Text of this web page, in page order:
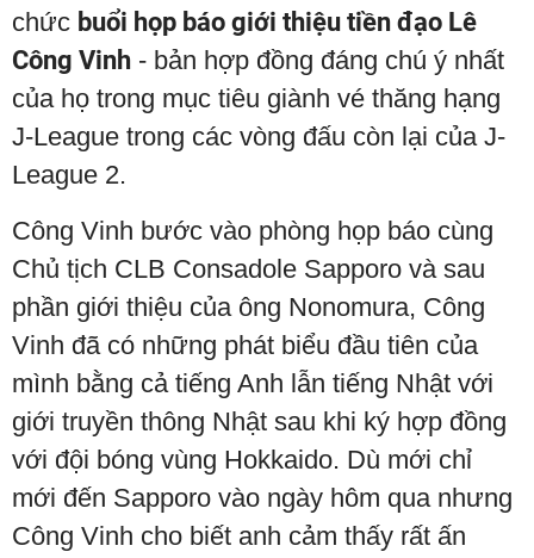
chức buổi họp báo giới thiệu tiền đạo Lê
Công Vinh - bản hợp đồng đáng chú ý nhất
của họ trong mục tiêu giành vé thăng hạng
J-League trong các vòng đấu còn lại của J-
League 2.
Công Vinh bước vào phòng họp báo cùng
Chủ tịch CLB Consadole Sapporo và sau
phần giới thiệu của ông Nonomura, Công
Vinh đã có những phát biểu đầu tiên của
mình bằng cả tiếng Anh lẫn tiếng Nhật với
giới truyền thông Nhật sau khi ký hợp đồng
với đội bóng vùng Hokkaido. Dù mới chỉ
mới đến Sapporo vào ngày hôm qua nhưng
Công Vinh cho biết anh cảm thấy rất ấn